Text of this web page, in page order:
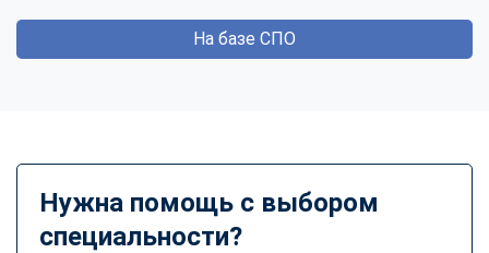
На базе СПО
Нужна помощь с выбором
специальности?